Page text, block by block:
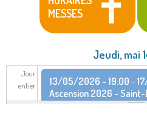
MESSES
Jeudi, mai
Jour
entier
13/05/2026 - 19:00 -
Ascension 2026 - Saint-